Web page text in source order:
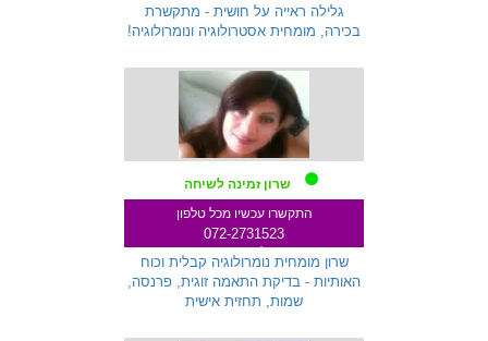
גלילה ראייה על חושית - מתקשרת
בכירה, מומחית אסטרולוגיה ונומרולוגיה!
שרון זמינה לשיחה
התקשרו עכשיו מכל טלפון
072-2731523
שלוחה 233
שרון מומחית נומרולוגיה קבלית וכוח
האותיות - בדיקת התאמה זוגית, פרנסה,
שמות, תחזית אישית